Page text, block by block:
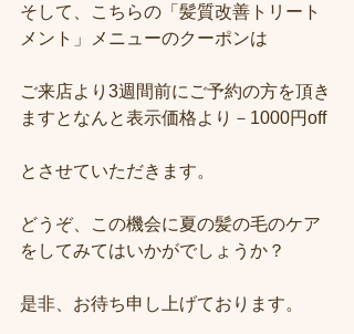
そして、こちらの「髪質改善トリート
メント」メニューのクーポンは
ご来店より3週間前にご予約の方を頂き
ますとなんと表示価格より－1000円off
とさせていただきます。
どうぞ、この機会に夏の髪の毛のケア
をしてみてはいかがでしょうか？
是非、お待ち申し上げております。